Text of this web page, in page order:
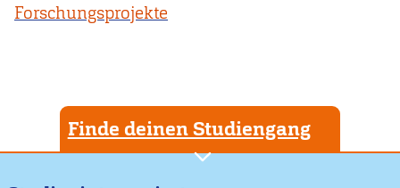
Forschungsprojekte
Finde deinen Studiengang